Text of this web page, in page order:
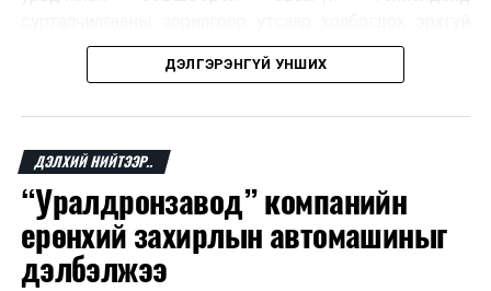
болно. Иргэн өгсөн зөвшөөрлөө хүссэн үедээ цуцлах
Францын эрх баригчдын тооцоолсноор тус улсын
иргэдийн дөрөвний гурав орчим нь долоо хоног бүр
дор хаяж нэг удаа хүсээгүй сурталчилгааны дуудлага
хүлээн авдаг бөгөөд олон хүн үүнээс ч олон
дуудлагад өртдөг байна. Хэрэглэгчийн эрхийг
хамгаалах 11 байгууллага 2024 онд хамтран
шаардлага гаргаж, суурин болон гар утас руу ирдэг
ДЭЛГЭРЭНГҮЙ УНШИХ
ДЭЛХИЙ НИЙТЭЭР..
“Уралдронзавод” компанийн
ерөнхий захирлын автомашиныг
дэлбэлжээ